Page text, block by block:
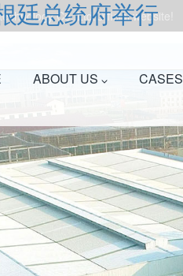
Co.,Ltd.Official website!
ABOUT US CASES
廷总统府举行